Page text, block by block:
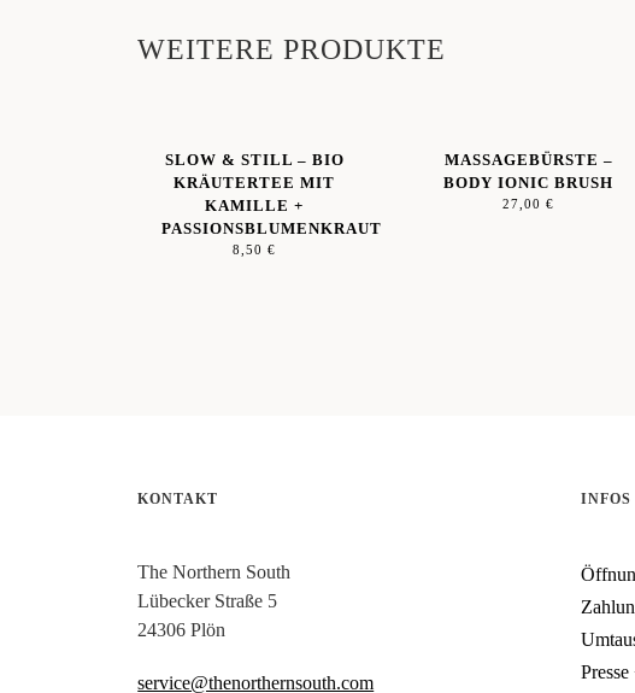
WEITERE PRODUKTE
SLOW & STILL – BIO
KRÄUTERTEE MIT
KAMILLE +
PASSIONSBLUMENKRAUT
8,50€
MASSAGEBÜRSTE –
BODY IONIC BRUSH
27,00€
KONTAKT
The Northern South
Lübecker Straße 5
24306 Plön
service@thenorthernsouth.com
INFOS